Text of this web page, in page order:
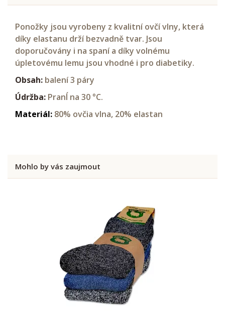
Ponožky jsou vyrobeny z kvalitní ovčí vlny, která
díky elastanu drží bezvadně tvar. Jsou
doporučovány i na spaní a díky volnému
úpletovému lemu jsou vhodné i pro diabetiky.
Obsah: balení 3 páry
Údržba: PranÍ na 30 °C.
Materiál: 80% ovčia vlna, 20% elastan
Mohlo by vás zaujmout